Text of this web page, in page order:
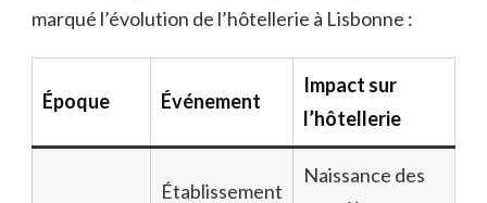
marqué l’évolution de l’hôtellerie à Lisbonne :
Époque Événement
Impact sur
l’hôtellerie
Établissement
Naissance des